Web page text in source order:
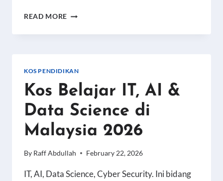
READ MORE BERAPA
PENDIDIKAN
SEBENAR
2026
KOS PENDIDIKAN
Kos Belajar IT, AI &
Data Science di
Malaysia 2026
By Raff Abdullah February 22, 2026
IT, AI, Data Science, Cyber Security. Ini bidang